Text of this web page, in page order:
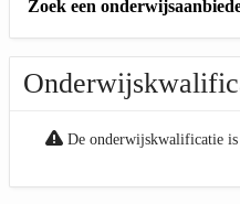
Zoek een
De onderwijskwalificatie is